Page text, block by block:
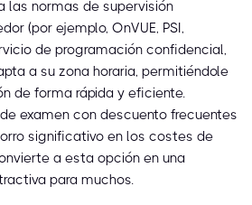
las normas de supervisión
(por ejemplo, OnVUE, PSI,
de programación confidencial,
a su zona horaria, permitiéndole
de forma rápida y eficiente.
examen con descuento frecuentes
significativo en los costes de
a esta opción en una
para muchos.